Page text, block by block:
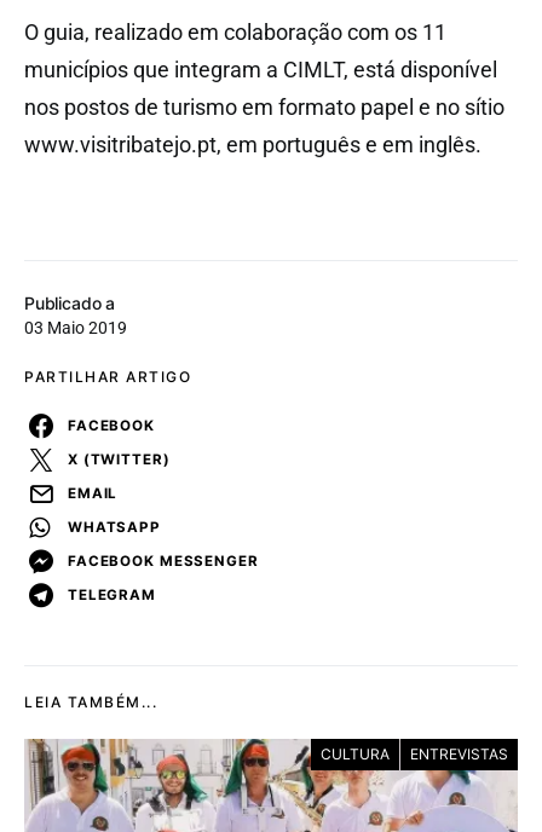
Publicado a
03 Maio 2019
PARTILHAR ARTIGO
FACEBOOK
X (TWITTER)
EMAIL
WHATSAPP
FACEBOOK MESSENGER
TELEGRAM
O guia, realizado em colaboração com os 11
municípios que integram a CIMLT, está disponível
nos postos de turismo em formato papel e no sítio
www.visitribatejo.pt, em português e em inglês.
LEIA TAMBÉM...
CULTURA ENTREVISTAS